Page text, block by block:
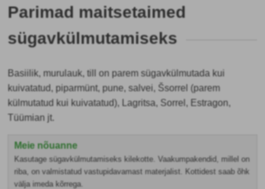
Parimad maitsetaimed
sügavkülmutamiseks
Basiilik, murulauk, till on parem sügavkülmutada kui
kuivatatud, piparmünt, pune, salvei, Šsorrel (parem
külmutatud kui kuivatatud), Lagritsa, Sorrel, Estragon,
Tüümian jt.
Meie nõuanne
Kasutage sügavkülmutamiseks kilekotte. Vaakumpakendid, millel on
riba, on valmistatud vastupidavamast materjalist. Kottidest saab õhk
välja imeda kõrrega.